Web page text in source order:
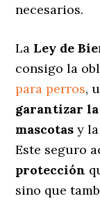
necesarios.
La Ley de
consigo la
para perros,
garantizar
mascotas y
Este seguro
protección
sino que